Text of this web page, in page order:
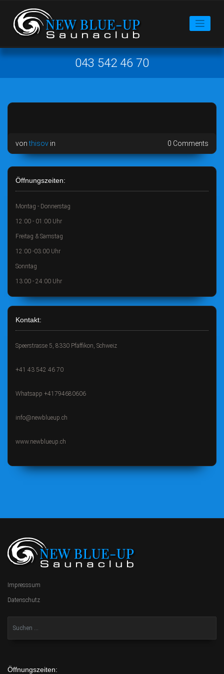
043 542 46 70
vonthisov in 0 Comments
Öffnungszeiten:
Montag - Donnerstag
12:00 - 01:00 Uhr
Freitag & Samstag
12:00 -03:00 Uhr
Sonntag
13:00 - 24:00 Uhr
Kontakt:
Speerstrasse 5, 8330 Pfäffikon, Schweiz
+41 43 542 46 70
Whatsapp +41794680606
info@newblueup.ch
www.newblueup.ch
Impresssum
Datenschutz
Öffnungszeiten: